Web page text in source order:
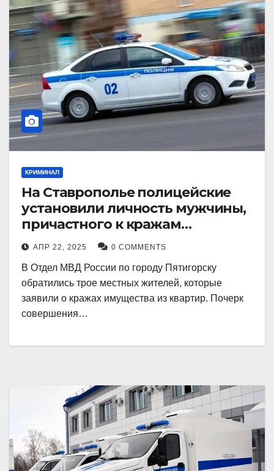
КРИМИНАЛ
На Ставрополье полицейские
установили личность мужчины,
причастного к кражам
имущества из квартир в
Пятигорске
АПР 22, 2025 0 COMMENTS
В Отдел МВД России по городу Пятигорску
обратились трое местных жителей, которые
заявили о кражах имущества из квартир. Почерк
совершения…